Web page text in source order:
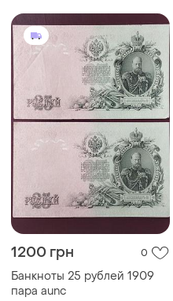
1200 грн 0
Банкноты 25 рублей 1909
пара aunc